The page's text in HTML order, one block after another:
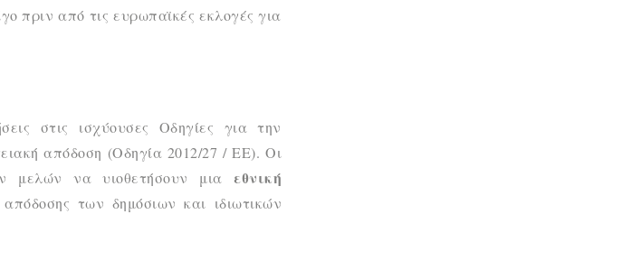
πριν από τις ευρωπαϊκές εκλογές για
στις ισχύουσες Οδηγίες για την
απόδοση (Οδηγία 2012/27 / ΕΕ). Οι
μελών να υιοθετήσουν μια εθνική
των δημόσιων και ιδιωτικών